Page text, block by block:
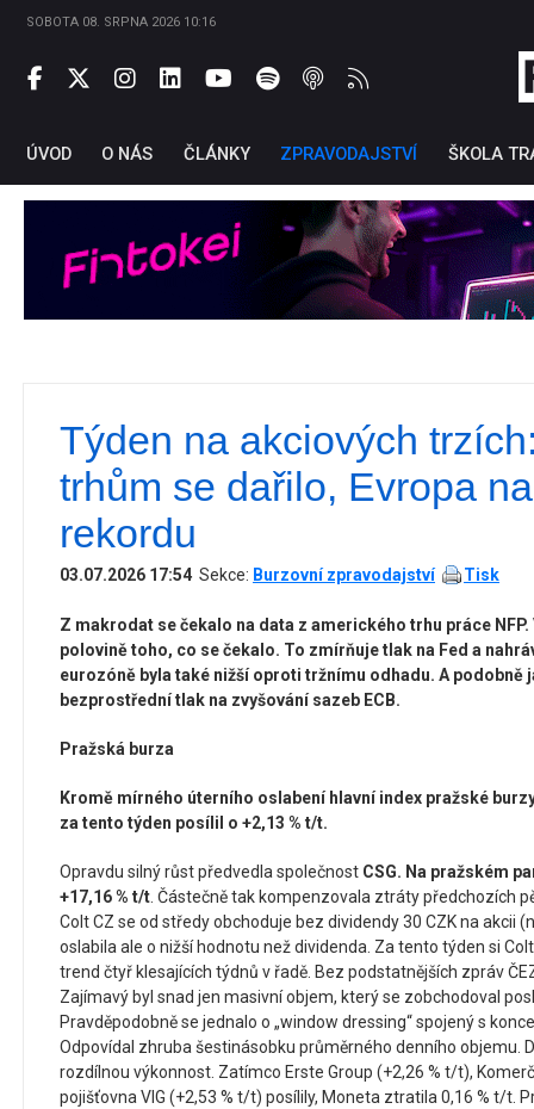
SOBOTA 08. SRPNA 2026 10:16
ÚVOD O NÁS ČLÁNKY ZPRAVODAJSTVÍ ŠKOLA
Týden na akciových
trhům se dařilo, Evropa
rekordu
03.07.2026 17:54 Sekce: Burzovní zpravodajství Tisk
Z makrodat se čekalo na data z amerického trhu práce
polovině toho, co se čekalo. To zmírňuje tlak na Fed a
eurozóně byla také nižší oproti tržnímu odhadu. A podobně
bezprostřední tlak na zvyšování sazeb ECB.
Pražská burza
Kromě mírného úterního oslabení hlavní index pražské
za tento týden posílil o +2,13 % t/t.
Opravdu silný růst předvedla společnost CSG. Na pražském
+17,16 % t/t. Částečně tak kompenzovala ztráty předchozích
Colt CZ se od středy obchoduje bez dividendy 30 CZK na akcii
oslabila ale o nižší hodnotu než dividenda. Za tento týden si
trend čtyř klesajících týdnů v řadě. Bez podstatnějších zpráv
Zajímavý byl snad jen masivní objem, který se zobchodoval
Pravděpodobně se jednalo o „window dressing“ spojený s
Odpovídal zhruba šestinásobku průměrného denního objemu.
rozdílnou výkonnost. Zatímco Erste Group (+2,26 % t/t),
pojišťovna VIG (+2,53 % t/t) posílily, Moneta ztratila 0,16 % t/t.